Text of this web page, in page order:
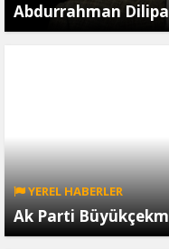
Abdurrahman
YEREL HABERLER
Ak Parti